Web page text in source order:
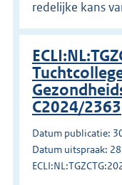
redelijke kans
C2024/2363
Datum publicatie:
Datum uitspraak: